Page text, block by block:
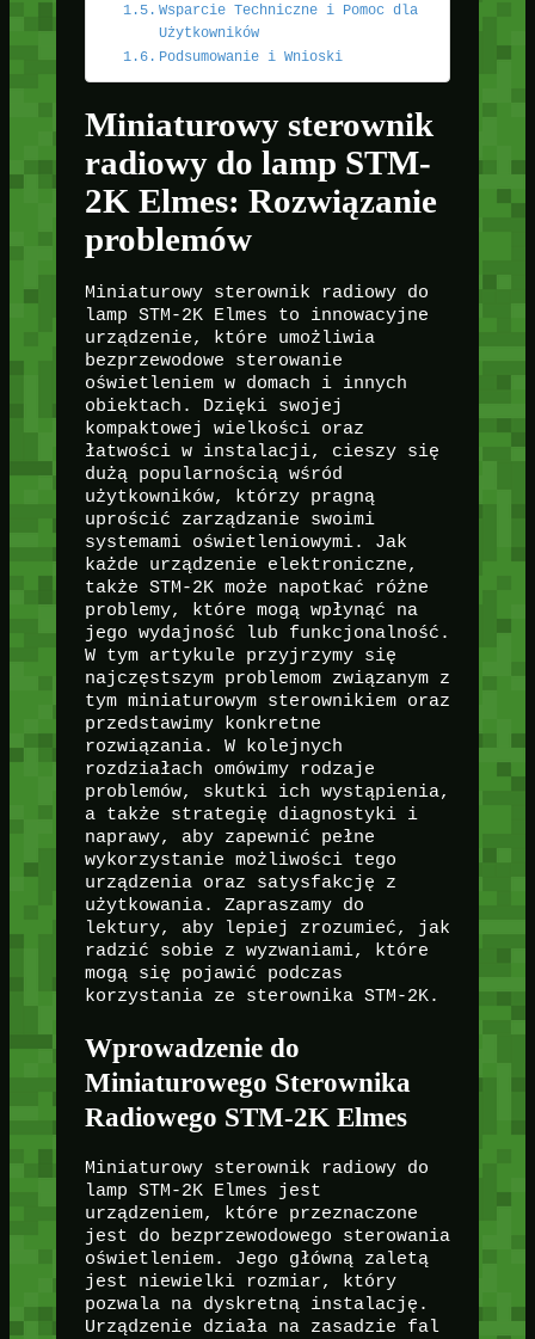
Wsparcie Techniczne i Pomoc dla
Użytkowników
Podsumowanie i Wnioski
Miniaturowy sterownik
radiowy do lamp STM-
2K Elmes: Rozwiązanie
problemów
Miniaturowy sterownik radiowy do
lamp STM-2K Elmes to innowacyjne
urządzenie, które umożliwia
bezprzewodowe sterowanie
oświetleniem w domach i innych
obiektach. Dzięki swojej
kompaktowej wielkości oraz
łatwości w instalacji, cieszy się
dużą popularnością wśród
użytkowników, którzy pragną
uprościć zarządzanie swoimi
systemami oświetleniowymi. Jak
każde urządzenie elektroniczne,
także STM-2K może napotkać różne
problemy, które mogą wpłynąć na
jego wydajność lub funkcjonalność.
W tym artykule przyjrzymy się
najczęstszym problemom związanym z
tym miniaturowym sterownikiem oraz
przedstawimy konkretne
rozwiązania. W kolejnych
rozdziałach omówimy rodzaje
problemów, skutki ich wystąpienia,
a także strategię diagnostyki i
naprawy, aby zapewnić pełne
wykorzystanie możliwości tego
urządzenia oraz satysfakcję z
użytkowania. Zapraszamy do
lektury, aby lepiej zrozumieć, jak
radzić sobie z wyzwaniami, które
mogą się pojawić podczas
korzystania ze sterownika STM-2K.
Wprowadzenie do
Miniaturowego Sterownika
Radiowego STM-2K Elmes
Miniaturowy sterownik radiowy do
lamp STM-2K Elmes jest
urządzeniem, które przeznaczone
jest do bezprzewodowego sterowania
oświetleniem. Jego główną zaletą
jest niewielki rozmiar, który
pozwala na dyskretną instalację.
Urządzenie działa na zasadzie fal